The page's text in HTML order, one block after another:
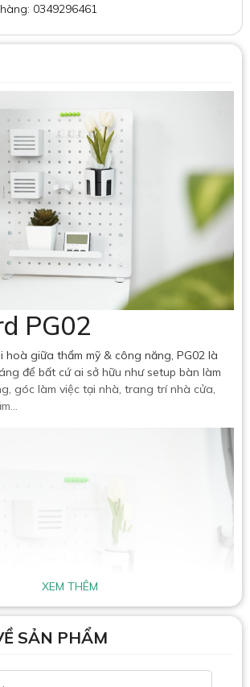
0349296461
PG02
hoà giữa thẩm mỹ & công năng, PG02 là
để bất cứ ai sở hữu như setup bàn làm
góc làm việc tại nhà, trang trí nhà cửa,
XEM THÊM
SẢN PHẨM